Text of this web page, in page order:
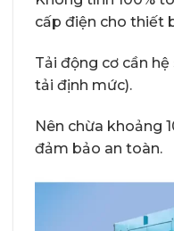
cấp điện cho thiết
Tải động cơ cần
tải định mức).
Nên chừa khoảng
đảm bảo an toàn.